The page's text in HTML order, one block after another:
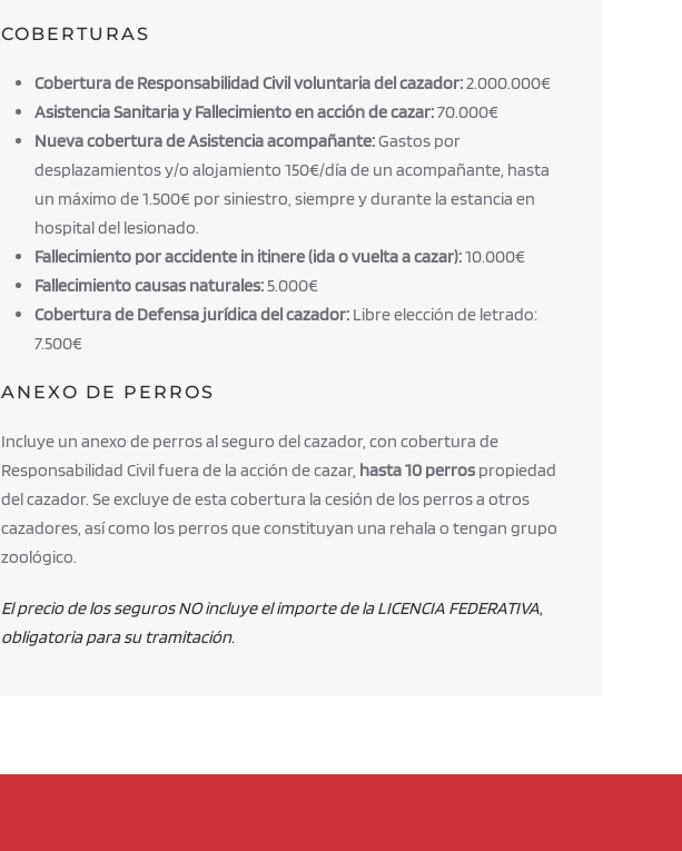
COBERTURAS
Cobertura de Responsabilidad Civil voluntaria del cazador:2.000.000€
Asistencia Sanitaria y Fallecimiento en acción de cazar:70.000€
Nueva cobertura de Asistencia acompañante:Gastos por
desplazamientos y/o alojamiento 150€/día de un acompañante, hasta
un máximo de 1.500€ por siniestro, siempre y durante la estancia en
hospital del lesionado.
Fallecimiento por accidente in itinere (ida o vuelta a cazar):10.000€
Fallecimiento causas naturales:5.000€
Cobertura de Defensa jurídica del cazador: Libre elección de letrado:
7.500€
ANEXO DE PERROS
Incluye un anexo de perros al seguro del cazador, con cobertura de
Responsabilidad Civil fuera de la acción de cazar, hasta 10 perros propiedad
del cazador. Se excluye de esta cobertura la cesión de los perros a otros
cazadores, así como los perros que constituyan una rehala o tengan grupo
zoológico.
El precio de los seguros NO incluye el importe de la LICENCIA FEDERATIVA,
obligatoria para su tramitación.